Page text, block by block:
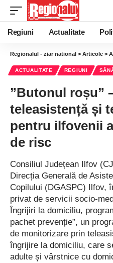
Regiuni Actualitate
Regionalul - ziar national > Articole >
ACTUALITATE REGIUNI
”Butonul roșu”
teleasistență și
pentru ilfovenii
de risc
Consiliul Județean Ilfov
Direcția Generală de
Copilului (DGASPC) Ilfov,
privat de servicii socio-
Îngrijiri la domiciliu,
pachet prevenție”, un
de monitorizare prin
îngrijire la domiciliu, care
adulte și vârstnice cu